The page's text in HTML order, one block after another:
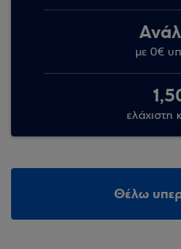
με 0€
ελάχιστη
Θέλω